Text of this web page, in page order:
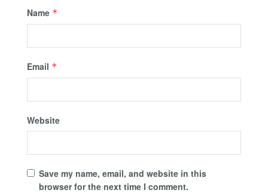
Name *
Email *
Website
Save my name, email, and website in this
browser for the next time I comment.